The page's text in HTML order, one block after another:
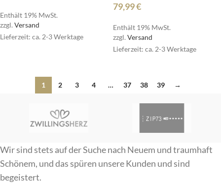
Enthält 19% MwSt.
zzgl. Versand
Lieferzeit: ca. 2-3 Werktage
79,99€
Enthält 19% MwSt.
zzgl. Versand
Lieferzeit: ca. 2-3 Werktage
1 2 3 4 … 37 38 39 →
Wir sind stets auf der Suche nach Neuem und traumhaft
Schönem, und das spüren unsere Kunden und sind
begeistert.